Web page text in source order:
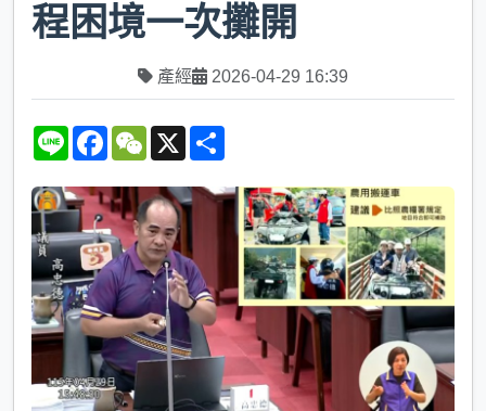
程困境一次攤開
產經 2026-04-29 16:39
L
e
F
e
b
o
o
k
W
h
a
t
X
r
e